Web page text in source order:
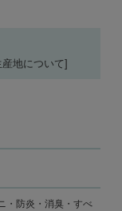
地について]
・防炎・消臭・すべ